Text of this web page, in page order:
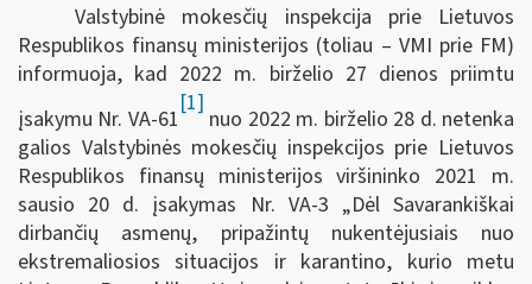
Valstybinė mokesčių inspekcija prie Lietuvos
Respublikos finansų ministerijos (toliau – VMI prie FM)
informuoja, kad 2022 m. birželio 27 dienos priimtu
įsakymu Nr. VA-61
[1]
nuo 2022 m. birželio 28 d. netenka
galios Valstybinės mokesčių inspekcijos prie Lietuvos
Respublikos finansų ministerijos viršininko 2021 m.
sausio 20 d. įsakymas Nr. VA-3 „Dėl Savarankiškai
dirbančių asmenų, pripažintų nukentėjusiais nuo
ekstremaliosios situacijos ir karantino, kurio metu